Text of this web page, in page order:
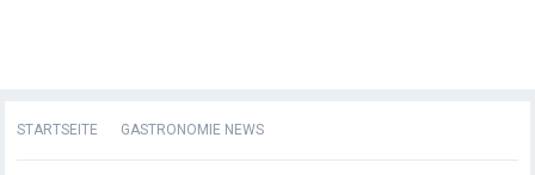
STARTSEITE GASTRONOMIE NEWS